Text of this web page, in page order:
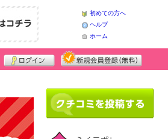
初めての方へ
ヘルプ
ホーム